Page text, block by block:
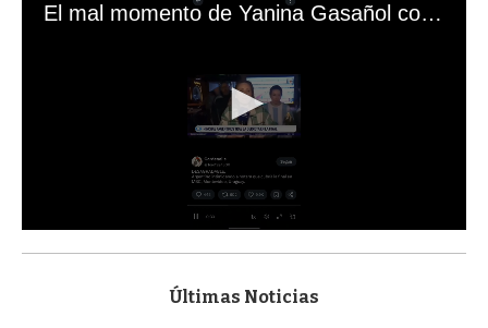
El mal momento de Yanina Gasañol con un hincha argentino en "Subrayado"
s
Últimas Noticias